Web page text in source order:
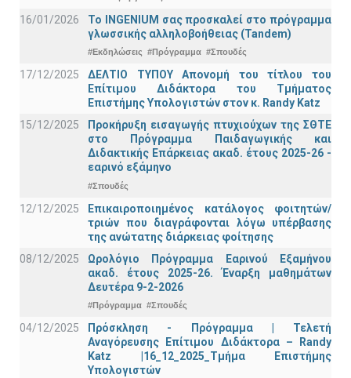
16/01/2026
Το INGENIUM σας προσκαλεί στο πρόγραμμα
γλωσσικής αλληλοβοήθειας (Tandem)
#Εκδηλώσεις #Πρόγραμμα #Σπουδές
17/12/2025
ΔΕΛΤΙΟ ΤΥΠΟΥ Απονομή του τίτλου του
Επίτιμου Διδάκτορα του Τμήματος
Επιστήμης Υπολογιστών στον κ. Randy Katz
15/12/2025
Προκήρυξη εισαγωγής πτυχιούχων της ΣΘΤΕ
στο Πρόγραμμα Παιδαγωγικής και
Διδακτικής Επάρκειας ακαδ. έτους 2025-26 -
εαρινό εξάμηνο
#Σπουδές
12/12/2025
Επικαιροποιημένος κατάλογος φοιτητών/
τριών που διαγράφονται λόγω υπέρβασης
της ανώτατης διάρκειας φοίτησης
08/12/2025
Ωρολόγιο Πρόγραμμα Εαρινού Εξαμήνου
ακαδ. έτους 2025-26. Έναρξη μαθημάτων
Δευτέρα 9-2-2026
#Πρόγραμμα #Σπουδές
04/12/2025
Πρόσκληση - Πρόγραμμα | Τελετή
Αναγόρευσης Επίτιμου Διδάκτορα – Randy
Katz |16_12_2025_Τμήμα Επιστήμης
Υπολογιστών